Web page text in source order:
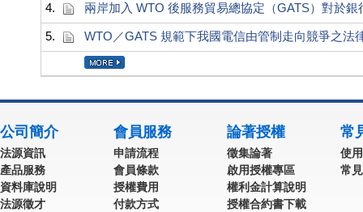
4. 兩岸加入 WTO 後服務貿易總協定（GATS）對於
5. WTO／GATS 規範下我國電信由管制走向競爭之法
公司簡介
法源資訊
產品服務
資料庫說明
法源徵才
會員服務
申請流程
會員條款
授權費用
付款方式
論著授權
徵集論著
啟用授權專區
權利金計算說明
授權合約書下載
常
使
常